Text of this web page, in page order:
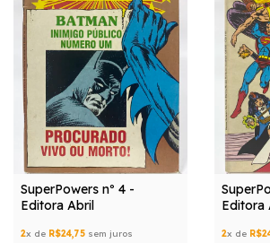
SuperPowers nº 4 -
Editora Abril
2x de R$24,75 sem juros
Editora
2x de